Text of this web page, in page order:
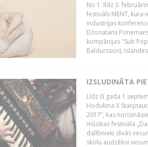
No 1. līdz 3.
festivāls MENT, kura
industrijas
Džonatans
kompānijas "Sub
Baldursson),
IZSLUDINĀTA
Līdz šī gada
Hodukina X
2017”, kas
mūzikas festivāla
dalībnieki divās
skolu audzēkņi